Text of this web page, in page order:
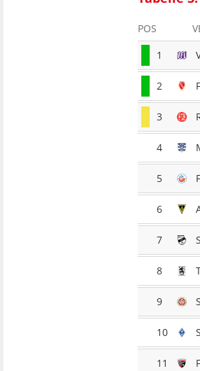
POS
1
2
3
4
5
6
7
8
9
10
11